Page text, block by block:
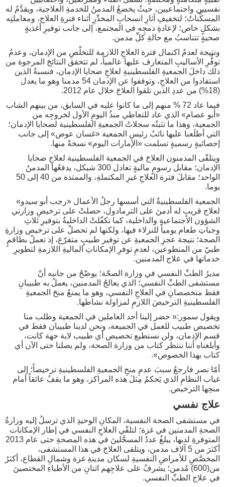
نفسيين واجتماعيين، حيثُ يخضعُ المدمنُ للخدمةِ العلاجية، ويقدَّمُ له
المسكِّناتُ؛ لتخفيفِ آثارِ انسحابِ المخدِّرِ أثناء فترةِ العلاج، ومعاملتِه
بشكلٍ خاص؛ لإعادةِ دمجِه في المجتمع، إلى جانب توفيرِ أغذيةٍ
صحيةٍ تتناسبُ مع حالةِ كلِّ مدمن.
ونتيجة لعدمُ اكتمال فترة العلاجِ اللازمة للتخلّصِ من الإدمان، وعدمُ
توفُّرِ الأساليبِ المتعارف عليها عالمياً، لم تتحقق النتائجَ المرجوة من
ذلك داخلَ الجمعيةِ الفلسطينيةِ لعلاجِ ضحايا الإدمان، فنسبةُ الذين
استفادوا من العلاجِ، وتوقفوا عن الإدمان 54 مدمنا وهو ما يعدل
(18%) من عددِ الذين تلقوا العلاجَ خلال عام 2012.
فيما عاد 72 % منهم إلى ما كانوا عليه في السابق، من بينهم الشاب
«أبو عصام» الذي عاد للتعاطي منذُ اليومِ الأول لخروجِه من
الجمعية، وهذا ما تثبتُه سجلاتُ الجمعيةِ الفلسطينية لضحايا الإدمان؛
التي أطلَعنا عليها نائبُ رئيسِ الجمعية «غسان عوض» إلى جانب
إحصائيةٍ رسميةٍ تسلمت «الإمارات اليوم» نسخةً منها.
ويتلقّى المدمنون العلاجَ في الجمعية الفلسطينية لعلاجِ ضحايا
الإدمان؛ مقابل رسومٍ ماليةٍ تعادل 300 شيكل، يدفعُها المدمنُ
الواحد؛ مقابلَ فترة العلاجِ غيرِ المكتملةِ، والممتدة من 40 إلى 50
يوما.
الجمعية الفلسطينيةُ التي أسسها رجلُ الأعمال «رجب أبو سيدو»
لعلاج قريبٍ له أدمنَ على الترمادول، حصلتْ على ترخيصِ وزارتي
الشؤون الاجتماعيةِ والداخلية، كما تكفّلتْ الداخليةُ بتوفيرِ ثلاثِ
وجباتِ طعام يومياً للنزلاء فيها، ولكنها لم تحصلْ على ترخيص وزارةِ
الصحة؛ نتيجة عجزِ الجمعيةِ عن توفير طبيبٍ متفرّغ، إذ تعملُ بطاقمٍ
طبيّ من المتطوعين، لعدمِ توفرِ الإمكاناتِ الماليةِ اللازمةِ لتطويرِ
خدماتها في علاج المدمنين.
مديرُ الطبِّ النفسي في وزارة الصحّة؛ يوضّحُ من جانبه أنّ
مستشفى الطبِّ النفسي؛ الذي يعالجُ المدمنين، يعملُ به طبيبانِ
فقط متخصصانِ في العلاجِ النفسي، وهو ما يمنعُ منحَ الجمعيةِ
الفلسطينيةِ الترخيصَ اللازمِ لمزاولة نشاطها.
ويقول سمور:« حضر إلينا أحد العاملين في الجمعية وطلب منا
تخصيص طبيب للعمل في الجميعة، ونحن لدينا طبيبان فقط في
قسم الإدمان، ولن نستطيع تخصيص أي طبيب لاية جهة كانت،
وأبلغناه أننا ننتظر كتاب من وزارة الصحة، ولم يصلنا حتى الآن أي
كتاب بهذا الخصوص».
أمّا نصر فارجعُ سببَ عدمِ منحِ الجمعيةِ الفلسطينيةِ ترخيصاً؛ إلى
غياب النظامِ الذي يَحكمُ مِثلَ هذه المراكز، وهو ما يقفُ عائقاً أمام
منحِها الترخيص.
علاج نفسي
في مستشفى الصحة النفسية، المكانِ الوحيدِ الذي ترسلُ إليه وزارةُ
الصحةِ المدمنين في غزة؛ لتلقّي العلاجِ النفسي في إطار الإمكانات
المتوفرةِ لديها، يبلغُ عددُ المسجَّلينَ في هذه المصحةِ حتى عام 2013
أكثرَ من 5 آلاف مدمن، ويتلقى العلاجَ في هذا المستشفى،
المخصَّصِ للأمراضِ النفسيةِ لسكان مدينةِ غزة وشمالِ القطاع، أكثرُ
من(600) مُدمن؛ يشرفُ على علاجِهم اثنانِ من الأطباءِ المختصينَ
في علاج الطبِّ النفسي.